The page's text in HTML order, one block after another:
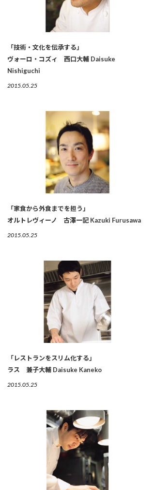
「技術・文化を伝承する」
ヴォーロ・コズィ 西口大輔 Daisuke
Nishiguchi
2015.05.25
「家食から外食までを担う」
オルトレヴィーノ 古澤一記 Kazuki Furusawa
2015.05.25
「レストランをスリム化する」
ラス 兼子大輔 Daisuke Kaneko
2015.05.25